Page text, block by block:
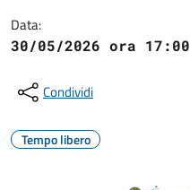
Data:
30/05/2026 ora 17:00
Condividi
Tempo libero